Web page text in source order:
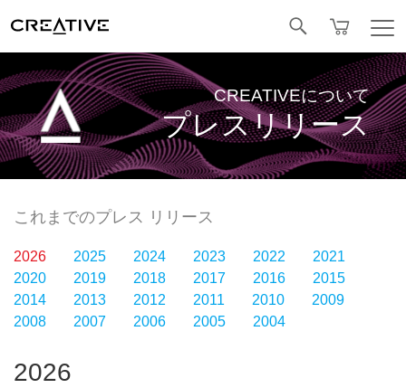
CREATIVEについて
プレスリリース
これまでのプレス リリース
2026 2025 2024 2023 2022
2021
2020
2019 2018 2017 2016
2015
2014
2013 2012 2011 2010
2009
2008
2007 2006 2005 2004
2026
Facebook